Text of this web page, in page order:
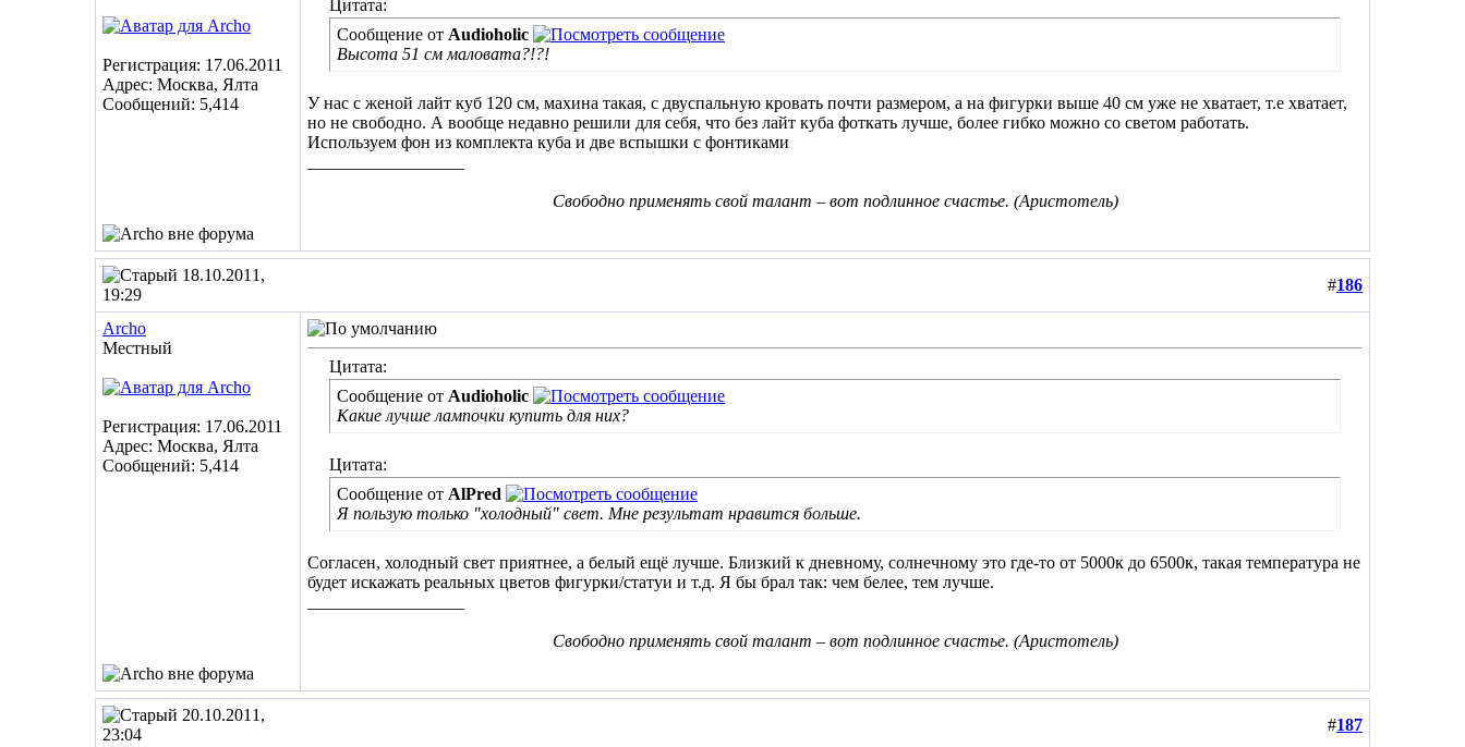
Регистрация: 17.06.2011
Адрес: Москва, Ялта
Сообщений: 5,414
Цитата:
Сообщение от Audioholic
Высота 51 см маловата?!?!
У нас с женой лайт куб 120 см, махина такая, с двуспальную кровать почти размером, а на фигурки выше 40 см уже не хватает, т.е хватает,
но не свободно. А вообще недавно решили для себя, что без лайт куба фоткать лучше, более гибко можно со светом работать.
Используем фон из комплекта куба и две вспышки с фонтиками
Свободно применять свой талант – вот подлинное счастье. (Аристотель)
18.10.2011,
19:29
#186
Archo
Местный
Регистрация: 17.06.2011
Адрес: Москва, Ялта
Сообщений: 5,414
Цитата:
Сообщение от Audioholic
Какие лучше лампочки купить для них?
Цитата:
Сообщение от AlPred
Я пользую только "холодный" свет. Мне результат нравится больше.
Согласен, холодный свет приятнее, а белый ещё лучше. Близкий к дневному, солнечному это где-то от 5000к до 6500к, такая температура не
будет искажать реальных цветов фигурки/статуи и т.д. Я бы брал так: чем белее, тем лучше.
Свободно применять свой талант – вот подлинное счастье. (Аристотель)
20.10.2011,
23:04
#187